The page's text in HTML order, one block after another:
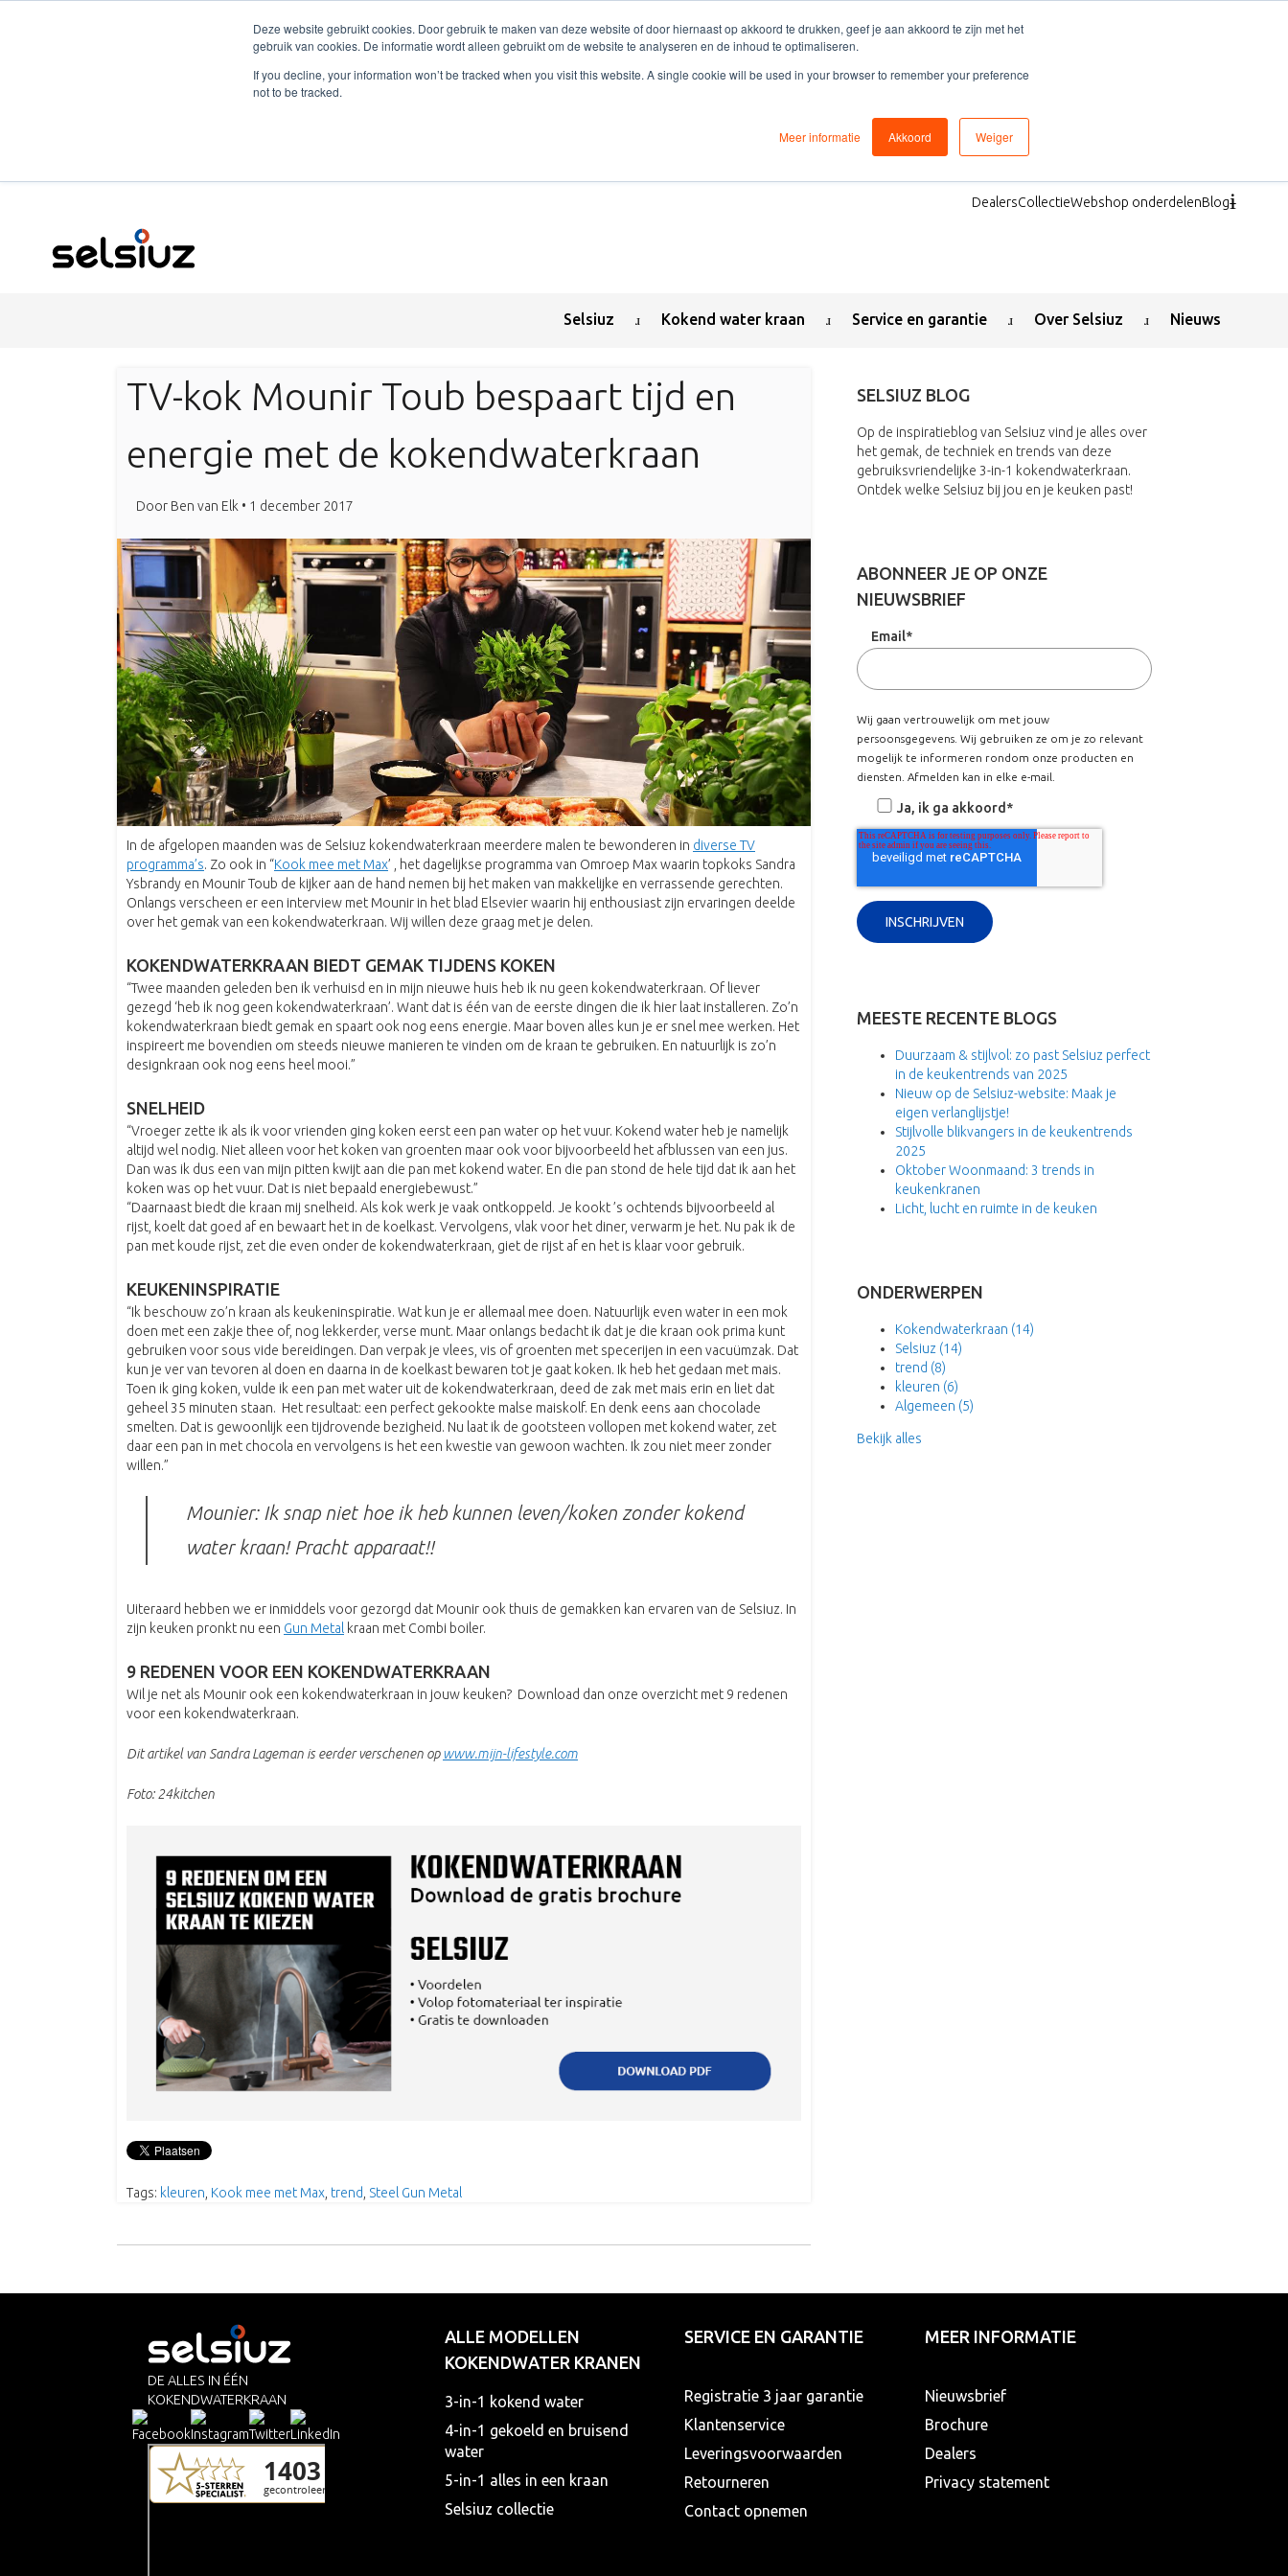
Deze website gebruikt cookies. Door gebruik te maken van deze website of door hiernaast op akkoord te drukken, geef je aan akkoord te zijn met het
gebruik van cookies. De informatie wordt alleen gebruikt om de website te analyseren en de inhoud te optimaliseren.
If you decline, your information won’t be tracked when you visit this website. A single cookie will be used in your browser to remember your preference
not to be tracked.
Meer informatie Akkoord Weiger
DealersCollectieWebshop onderdelenBlog
Selsiuz Kokend water kraan Service en garantie Over Selsiuz Nieuws
TV-kok Mounir Toub bespaart tijd en
energie met de kokendwaterkraan
Door Ben van Elk • 1 december 2017
In de afgelopen maanden was de Selsiuz kokendwaterkraan meerdere malen te bewonderen in diverse TV
programma’s. Zo ook in “Kook mee met Max’ , het dagelijkse programma van Omroep Max waarin topkoks Sandra
Ysbrandy en Mounir Toub de kijker aan de hand nemen bij het maken van makkelijke en verrassende gerechten.
Onlangs verscheen er een interview met Mounir in het blad Elsevier waarin hij enthousiast zijn ervaringen deelde
over het gemak van een kokendwaterkraan. Wij willen deze graag met je delen.
KOKENDWATERKRAAN BIEDT GEMAK TIJDENS KOKEN
“Twee maanden geleden ben ik verhuisd en in mijn nieuwe huis heb ik nu geen kokendwaterkraan. Of liever
gezegd ‘heb ik nog geen kokendwaterkraan’. Want dat is één van de eerste dingen die ik hier laat installeren. Zo’n
kokendwaterkraan biedt gemak en spaart ook nog eens energie. Maar boven alles kun je er snel mee werken. Het
inspireert me bovendien om steeds nieuwe manieren te vinden om de kraan te gebruiken. En natuurlijk is zo’n
designkraan ook nog eens heel mooi.”
SNELHEID
“Vroeger zette ik als ik voor vrienden ging koken eerst een pan water op het vuur. Kokend water heb je namelijk
altijd wel nodig. Niet alleen voor het koken van groenten maar ook voor bijvoorbeeld het afblussen van een jus.
Dan was ik dus een van mijn pitten kwijt aan die pan met kokend water. En die pan stond de hele tijd dat ik aan het
koken was op het vuur. Dat is niet bepaald energiebewust.”
“Daarnaast biedt die kraan mij snelheid. Als kok werk je vaak ontkoppeld. Je kookt ’s ochtends bijvoorbeeld al
rijst, koelt dat goed af en bewaart het in de koelkast. Vervolgens, vlak voor het diner, verwarm je het. Nu pak ik de
pan met koude rijst, zet die even onder de kokendwaterkraan, giet de rijst af en het is klaar voor gebruik.
KEUKENINSPIRATIE
“Ik beschouw zo’n kraan als keukeninspiratie. Wat kun je er allemaal mee doen. Natuurlijk even water in een mok
doen met een zakje thee of, nog lekkerder, verse munt. Maar onlangs bedacht ik dat je die kraan ook prima kunt
gebruiken voor sous vide bereidingen. Dan verpak je vlees, vis of groenten met specerijen in een vacuümzak. Dat
kun je ver van tevoren al doen en daarna in de koelkast bewaren tot je gaat koken. Ik heb het gedaan met mais.
Toen ik ging koken, vulde ik een pan met water uit de kokendwaterkraan, deed de zak met mais erin en liet dat
geheel 35 minuten staan. Het resultaat: een perfect gekookte malse maiskolf. En denk eens aan chocolade
smelten. Dat is gewoonlijk een tijdrovende bezigheid. Nu laat ik de gootsteen vollopen met kokend water, zet
daar een pan in met chocola en vervolgens is het een kwestie van gewoon wachten. Ik zou niet meer zonder
willen.”
Mounier: Ik snap niet hoe ik heb kunnen leven/koken zonder kokend
water kraan! Pracht apparaat!!
Uiteraard hebben we er inmiddels voor gezorgd dat Mounir ook thuis de gemakken kan ervaren van de Selsiuz. In
zijn keuken pronkt nu een Gun Metal kraan met Combi boiler.
9 REDENEN VOOR EEN KOKENDWATERKRAAN
Wil je net als Mounir ook een kokendwaterkraan in jouw keuken? Download dan onze overzicht met 9 redenen
voor een kokendwaterkraan.
Dit artikel van Sandra Lageman is eerder verschenen opwww.mijn-lifestyle.com
Foto: 24kitchen
Tags: kleuren Kook mee met Max trend Steel Gun Metal
SELSIUZ BLOG
Op de inspiratieblog van Selsiuz vind je alles over
het gemak, de techniek en trends van deze
gebruiksvriendelijke 3-in-1 kokendwaterkraan.
Ontdek welke Selsiuz bij jou en je keuken past!
ABONNEER JE OP ONZE
NIEUWSBRIEF
Email*
Wij gaan vertrouwelijk om met jouw
persoonsgegevens. Wij gebruiken ze om je zo relevant
mogelijk te informeren rondom onze producten en
diensten. Afmelden kan in elke e-mail.
Ja, ik ga akkoord *
MEESTE RECENTE BLOGS
Duurzaam & stijlvol: zo past Selsiuz perfect
in de keukentrends van 2025
Nieuw op de Selsiuz-website: Maak je
eigen verlanglijstje!
Stijlvolle blikvangers in de keukentrends
2025
Oktober Woonmaand: 3 trends in
keukenkranen
Licht, lucht en ruimte in de keuken
ONDERWERPEN
Kokendwaterkraan (14)
Selsiuz (14)
trend (8)
kleuren (6)
Algemeen (5)
Bekijk alles
DE ALLES IN ÉÉN
KOKENDWATERKRAAN
ALLE MODELLEN
KOKENDWATER KRANEN
3-in-1 kokend water
4-in-1 gekoeld en bruisend
water
5-in-1 alles in een kraan
Selsiuz collectie
SERVICE EN GARANTIE
Registratie 3 jaar garantie
Klantenservice
Leveringsvoorwaarden
Retourneren
Contact opnemen
MEER INFORMATIE
Nieuwsbrief
Brochure
Dealers
Privacy statement